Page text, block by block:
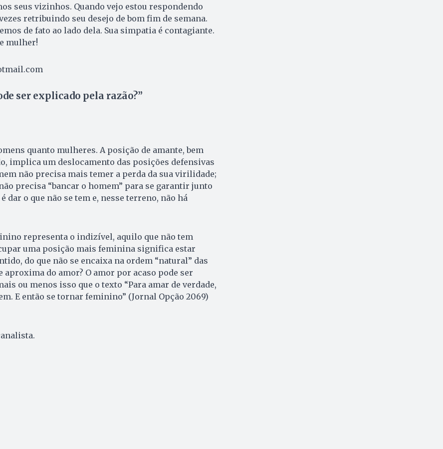
seus vizinhos. Quando vejo estou respondendo
retribuindo seu desejo de bom fim de semana.
de fato ao lado dela. Sua simpatia é contagiante.
mulher!
ser explicado pela razão?”
quanto mulheres. A posição de amante, bem
implica um deslocamento das posições defensivas
não precisa mais temer a perda da sua virilidade;
precisa “bancar o homem” para se garantir junto
dar o que não se tem e, nesse terreno, não há
representa o indizível, aquilo que não tem
uma posição mais feminina significa estar
do que não se encaixa na ordem “natural” das
aproxima do amor? O amor por acaso pode ser
ou menos isso que o texto “Para amar de verdade,
E então se tornar feminino” (Jornal Opção 2069)